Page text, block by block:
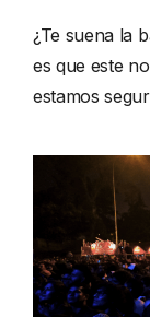
¿Te suena la
es que este
estamos